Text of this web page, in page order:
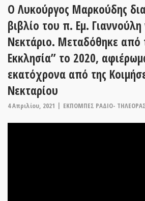
Ο Λυκούργος Μαρκούδης
βιβλίο του π. Εμ. Γιαννούλη
Νεκτάριο. Μεταδόθηκε από
Εκκλησία” το 2020,
εκατόχρονα από της
Νεκταρίου
4 Απριλίου, 2021 ΕΚΠΟΜΠΕΣ ΡΑΔΙΟ-